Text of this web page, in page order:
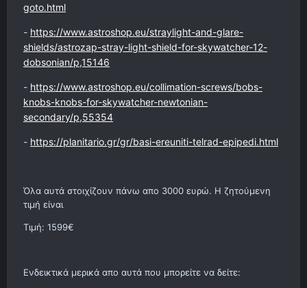
goto.html
- https://www.astroshop.eu/straylight-and-glare-
shields/astrozap-stray-light-shield-for-skywatcher-12-
dobsonian/p,15146
- https://www.astroshop.eu/collimation-screws/bobs-
knobs-knobs-for-skywatcher-newtonian-
secondary/p,55354
- https://planitario.gr/gr/basi-ereuniti-telrad-epipedi.html
Όλα αυτά στοιχίζουν πάνω απο 3000 ευρώ. Η ζητούμενη
τιμή είναι
Τιμή: 1599€
Ενδεικτικά μερικά απο αυτά που μπορείτε να δείτε: